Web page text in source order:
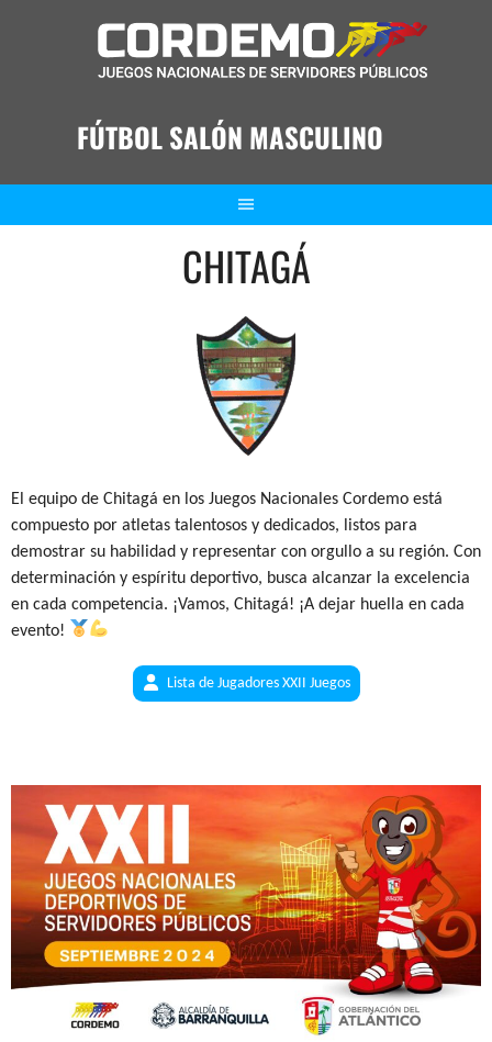
FÚTBOL SALÓN MASCULINO
CHITAGÁ
El equipo de Chitagá en los Juegos Nacionales Cordemo está
compuesto por atletas talentosos y dedicados, listos para
demostrar su habilidad y representar con orgullo a su región. Con
determinación y espíritu deportivo, busca alcanzar la excelencia
en cada competencia. ¡Vamos, Chitagá! ¡A dejar huella en cada
evento!
Lista de Jugadores XXII Juegos